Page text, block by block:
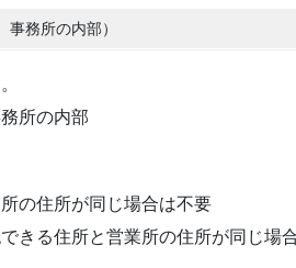
務所の内部）
所の内部
の住所が同じ場合は不要
る住所と営業所の住所が同じ場